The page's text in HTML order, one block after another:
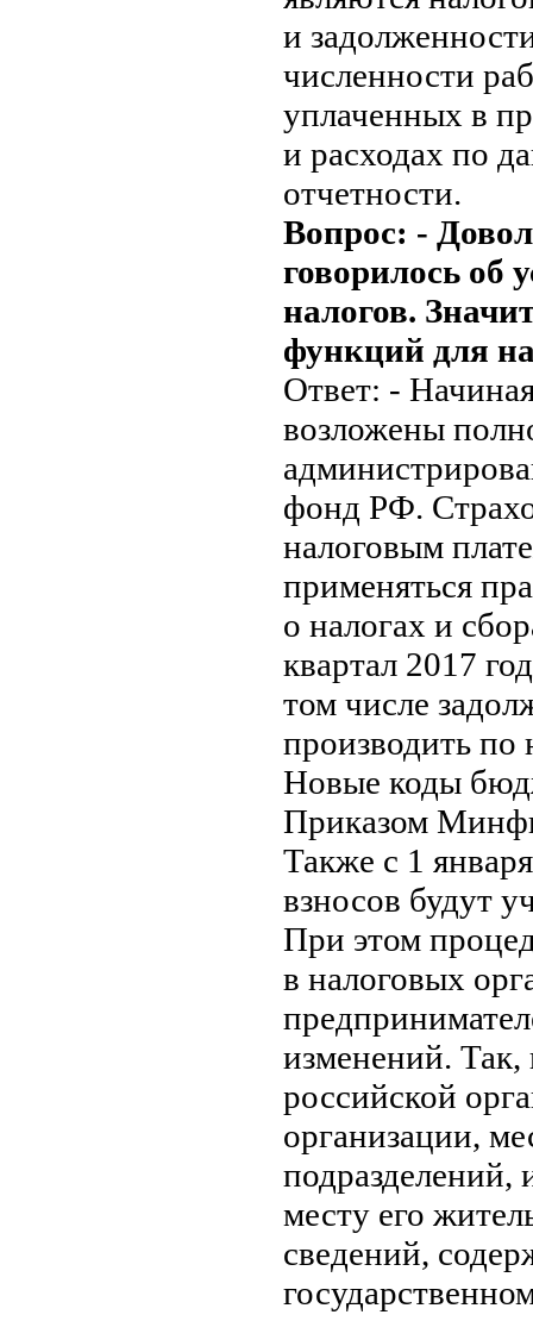
и
численности
уплаченных в
и расходах по
отчетности.
Вопрос: -
говорилось об
налогов.
функций для
Ответ: -
возложены
фонд РФ.
налоговым
применяться
о налогах и
квартал 2017
том числе
производить по
Новые коды
Приказом
Также с 1
взносов будут
При этом
в налоговых
изменений. Так,
российской
организации,
подразделений,
месту его
сведений,